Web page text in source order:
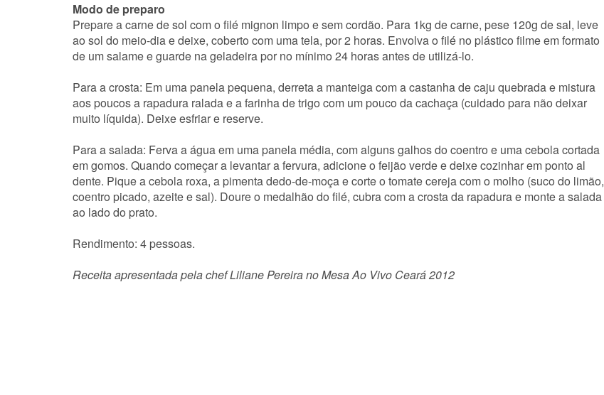
Modo de preparo
Prepare a carne de sol com o filé mignon limpo e sem cordão. Para 1kg de carne, pese 120g de sal, leve
ao sol do meio-dia e deixe, coberto com uma tela, por 2 horas. Envolva o filé no plástico filme em formato
de um salame e guarde na geladeira por no mínimo 24 horas antes de utilizá-lo.
Para a crosta: Em uma panela pequena, derreta a manteiga com a castanha de caju quebrada e mistura
aos poucos a rapadura ralada e a farinha de trigo com um pouco da cachaça (cuidado para não deixar
muito líquida). Deixe esfriar e reserve.
Para a salada: Ferva a água em uma panela média, com alguns galhos do coentro e uma cebola cortada
em gomos. Quando começar a levantar a fervura, adicione o feijão verde e deixe cozinhar em ponto al
dente. Pique a cebola roxa, a pimenta dedo-de-moça e corte o tomate cereja com o molho (suco do limão,
coentro picado, azeite e sal). Doure o medalhão do filé, cubra com a crosta da rapadura e monte a salada
ao lado do prato.
Rendimento: 4 pessoas.
Receita apresentada pela chef Liliane Pereira no Mesa Ao Vivo Ceará 2012